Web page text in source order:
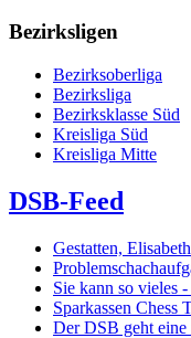
Bezirksligen
Bezirksoberliga
Bezirksliga
Bezirksklasse Süd
Kreisliga Süd
Kreisliga Mitte
DSB-Feed
Gestatten,
Sie kann so vieles
Sparkassen
Der DSB geht eine